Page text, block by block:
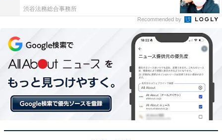
渋谷法務総合事務所
Recommended by